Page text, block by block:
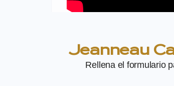
Jeanneau
Rellena el formulario